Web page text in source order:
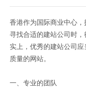
香港作为国际商业中心
寻找合适的建站公司时
实上，优秀的建站公司
质量的网站。
一、专业的团队